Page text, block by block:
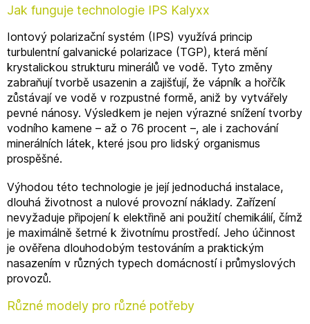
Jak funguje technologie IPS Kalyxx
Iontový polarizační systém (IPS) využívá princip
turbulentní galvanické polarizace (TGP), která mění
krystalickou strukturu minerálů ve vodě. Tyto změny
zabraňují tvorbě usazenin a zajišťují, že vápník a hořčík
zůstávají ve vodě v rozpustné formě, aniž by vytvářely
pevné nánosy. Výsledkem je nejen výrazné snížení tvorby
vodního kamene – až o 76 procent –, ale i zachování
minerálních látek, které jsou pro lidský organismus
prospěšné.
Výhodou této technologie je její jednoduchá instalace,
dlouhá životnost a nulové provozní náklady. Zařízení
nevyžaduje připojení k elektřině ani použití chemikálií, čímž
je maximálně šetrné k životnímu prostředí. Jeho účinnost
je ověřena dlouhodobým testováním a praktickým
nasazením v různých typech domácností i průmyslových
provozů.
Různé modely pro různé potřeby